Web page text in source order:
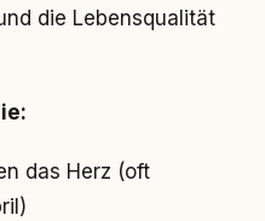
die Lebensqualität
das Herz (oft